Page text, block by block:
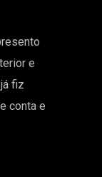
e
fiz
conta e